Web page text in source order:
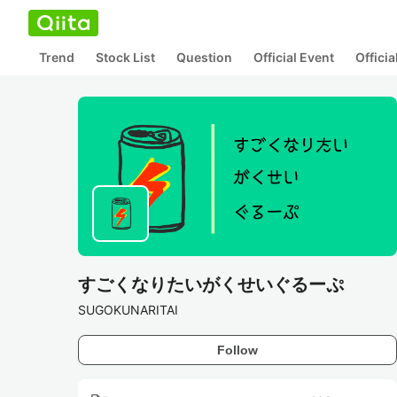
Trend Stock List Question Official Event
すごくなりたいがくせいぐるーぷ
SUGOKUNARITAI
Follow